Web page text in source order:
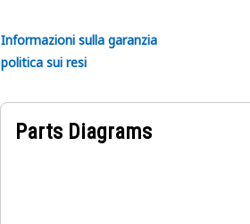
Informazioni sulla garanzia
politica sui resi
Parts Diagrams